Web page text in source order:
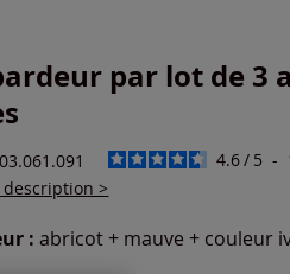
par lot de 3
4.6/ 5 -
description >
:abricot + mauve + couleur